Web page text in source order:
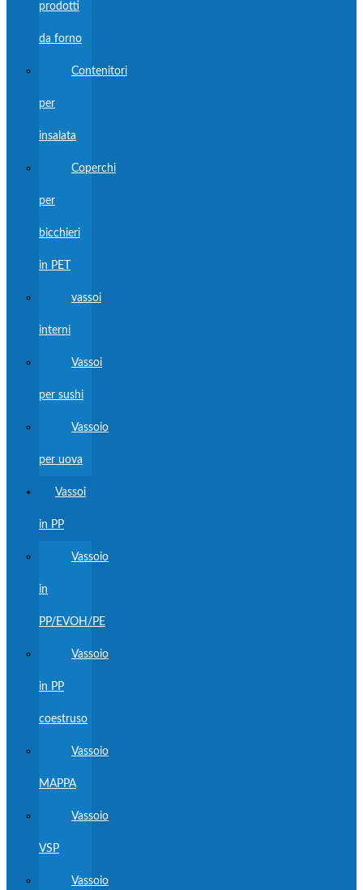
prodotti
da forno
Contenitori
per
insalata
Coperchi
per
bicchieri
in PET
vassoi
interni
Vassoi
per sushi
Vassoio
per uova
Vassoi
in PP
Vassoio
in
PP/EVOH/PE
Vassoio
in PP
coestruso
Vassoio
MAPPA
Vassoio
VSP
Vassoio